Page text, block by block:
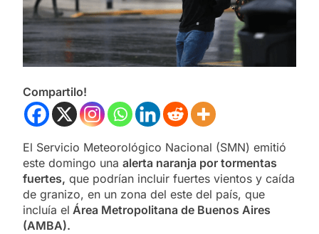
Compartilo!
El Servicio Meteorológico Nacional (SMN) emitió
este domingo una alerta naranja por tormentas
fuertes, que podrían incluir fuertes vientos y caída
de granizo, en un zona del este del país, que
incluía el Área Metropolitana de Buenos Aires
(AMBA).